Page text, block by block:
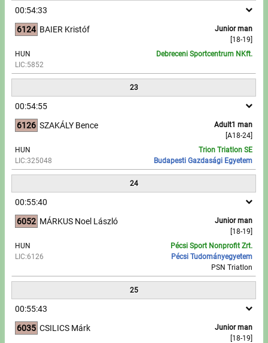
00:54:33
6124
Junior man
[18-19]
BAIER Kristóf
HUN
LIC:5852
Debreceni Sportcentrum NKft.
23
00:54:55
6126
Adult1 man
[A18-24]
SZAKÁLY Bence
HUN
LIC:325048
Trion Triatlon SE
Budapesti Gazdasági Egyetem
24
00:55:40
6052
Junior man
[18-19]
MÁRKUS Noel László
HUN
LIC:6126
Pécsi Sport Nonprofit Zrt.
Pécsi Tudományegyetem
PSN Triatlon
25
00:55:43
6035
Junior man
[18-19]
CSILICS Márk